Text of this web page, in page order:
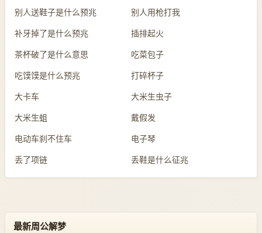
别人送鞋子是什么预兆 别人用枪打我
补牙掉了是什么预兆 插排起火
茶杯破了是什么意思 吃菜包子
吃馍馍是什么预兆 打碎杯子
大卡车 大米生虫子
大米生蛆 戴假发
电动车刹不住车 电子琴
丢了项链 丢鞋是什么征兆
最新周公解梦